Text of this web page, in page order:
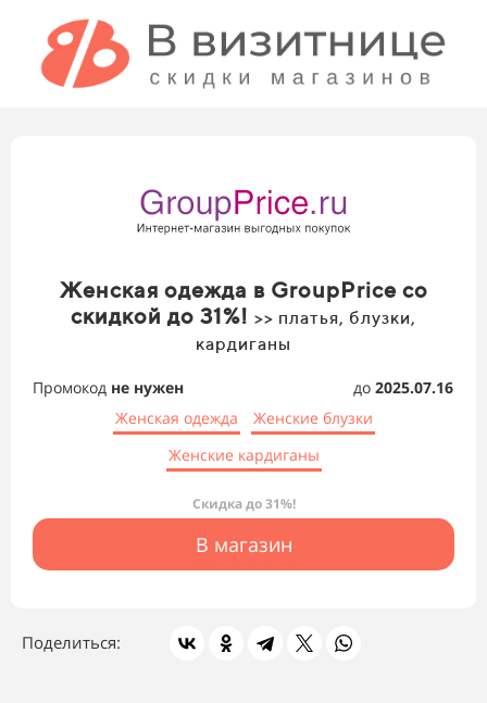
Женская одежда в GroupPrice со
скидкой до 31%! >> платья, блузки,
кардиганы
Промокод не нужен до 2025.07.16
Женская одежда
Женские блузки
Женские кардиганы
Скидка до 31%!
В магазин
Поделиться: